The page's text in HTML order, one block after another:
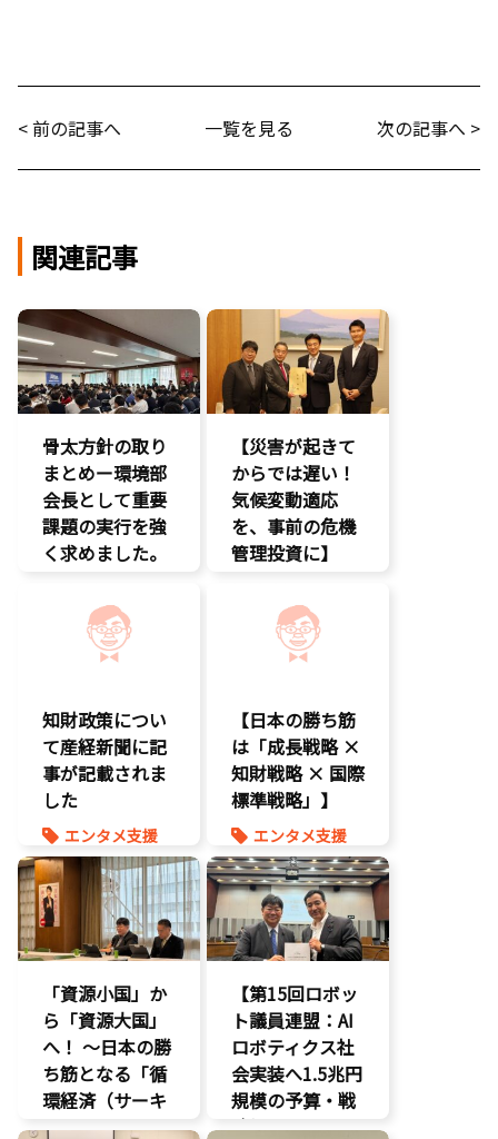
< 前の記事へ 一覧を見る 次の記事へ >
関連記事
骨太方針の取り
まとめー環境部
会長として重要
課題の実行を強
く求めました。
環境部会
知的財産
【災害が起きて
からでは遅い！
気候変動適応
を、事前の危機
管理投資に】
経済政策
知財政策につい
て産経新聞に記
事が記載されま
した
エンタメ支援
エンタメ産業
促進
報道記事
知的財産
経済政策
【日本の勝ち筋
は「成長戦略 ×
知財戦略 × 国際
標準戦略」】
エンタメ支援
エンタメ産業
促進
知的財産
経済政策
「資源小国」か
ら「資源大国」
へ！ 〜日本の勝
ち筋となる「循
環経済（サーキ
ュラーエコノミ
【第15回ロボッ
ト議員連盟：AI
ロボティクス社
会実装へ1.5兆円
規模の予算・戦
略提言】